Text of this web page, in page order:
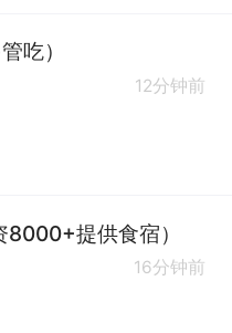
吃）
12分钟前
提供食宿）
16分钟前